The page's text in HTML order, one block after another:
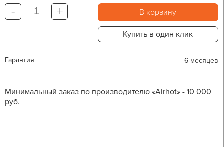
- + В корзину
Купить в один клик
Гарантия 6 месяцев
Минимальный заказ по производителю «Airhot» - 10 000
руб.